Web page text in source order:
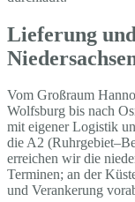
Lieferung
Vom Großraum
Wolfsburg bis nach
mit eigener Logistik
die A2
erreichen wir die
Terminen; an der
und Verankerung